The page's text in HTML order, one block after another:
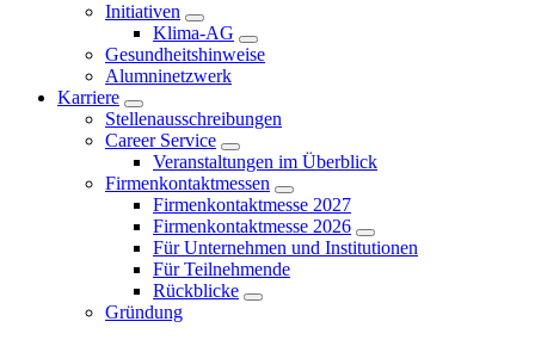
Initiativen
Klima-AG
Gesundheitshinweise
Alumninetzwerk
Karriere
Stellenausschreibungen
Career Service
Veranstaltungen im Überblick
Firmenkontaktmessen
Firmenkontaktmesse 2027
Firmenkontaktmesse 2026
Für Unternehmen und Institutionen
Für Teilnehmende
Rückblicke
Gründung